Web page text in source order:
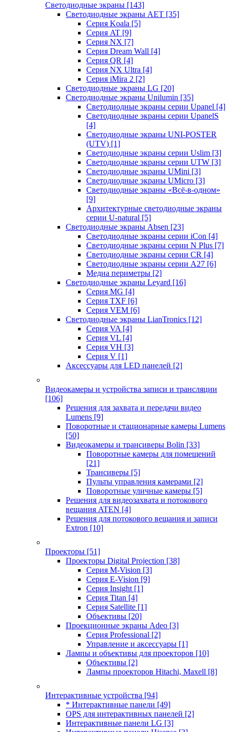
Светодиодные экраны [143]
Светодиодные экраны AET [35]
Cерия Koala [5]
Серия AT [9]
Серия NX [7]
Серия Dream Wall [4]
Серия QR [4]
Серия NX Ultra [4]
Серия iMira 2 [2]
Светодиодные экраны LG [20]
Светодиодные экраны Unilumin [35]
Светодиодные экраны серии Upanel [4]
Светодиодные экраны серии UpanelS
[4]
Светодиодные экраны UNI-POSTER
(UTV) [1]
Светодиодные экраны серии Uslim [3]
Светодиодные экраны серии UTW [3]
Светодиодные экраны UMini [3]
Светодиодные экраны UMicro [3]
Светодиодные экраны «Всё-в-одном»
[9]
Архитектурные светодиодные экраны
серии U-natural [5]
Светодиодные экраны Absen [23]
Светодиодные экраны серии iCon [4]
Светодиодные экраны серии N Plus [7]
Светодиодные экраны серии CR [4]
Светодиодные экраны серии А27 [6]
Медиа периметры [2]
Светодиодные экраны Leyard [16]
Серия MG [4]
Серия TXF [6]
Серия VEM [6]
Светодиодные экраны LianTronics [12]
Серия VA [4]
Серия VL [4]
Серия VH [3]
Серия V [1]
Аксессуары для LED панелей [2]
Видеокамеры и устройства записи и трансляции
[106]
Решения для захвата и передачи видео
Lumens [9]
Поворотные и стационарные камеры Lumens
[50]
Видеокамеры и трансиверы Bolin [33]
Поворотные камеры для помещений
[21]
Трансиверы [5]
Пульты управления камерами [2]
Поворотные уличные камеры [5]
Решения для видеозахвата и потокового
вещания ATEN [4]
Решения для потокового вещания и записи
Extron [10]
Проекторы [51]
Проекторы Digital Projection [38]
Серия M-Vision [3]
Серия E-Vision [9]
Серия Insight [1]
Серия Titan [4]
Серия Satellite [1]
Объективы [20]
Проекционные экраны Adeo [3]
Серия Professional [2]
Управление и аксессуары [1]
Лампы и объективы для проекторов [10]
Объективы [2]
Лампы проекторов Hitachi, Maxell [8]
Интерактивные устройства [94]
* Интерактивные панели [49]
OPS для интерактивных панелей [2]
Интерактивные панели LG [3]